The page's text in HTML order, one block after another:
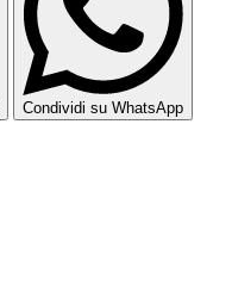
Condividi su WhatsApp